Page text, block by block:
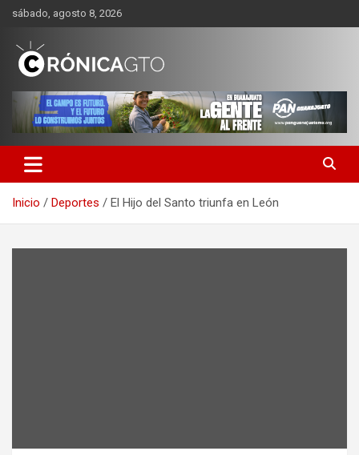
Saltar
contenido
sábado, agosto 8, 2026
CRONICA GUANAJUATO
Inicio Deportes El Hijo del Santo triunfa en León